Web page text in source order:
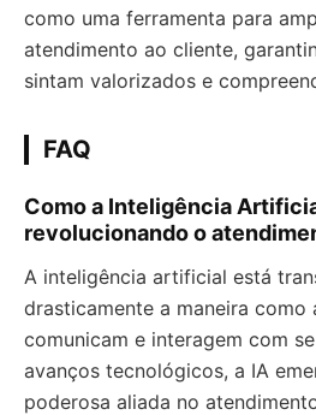
como uma ferramenta para
atendimento ao cliente,
sintam valorizados e
FAQ
Como a Inteligência
revolucionando o
A inteligência artificial está
drasticamente a maneira como
comunicam e interagem com
avanços tecnológicos, a IA
poderosa aliada no